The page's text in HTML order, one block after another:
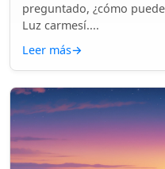
preguntado, ¿cómo
Luz carmesí....
Leer más→